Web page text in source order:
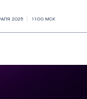
поиск
2025 11:00 МСК